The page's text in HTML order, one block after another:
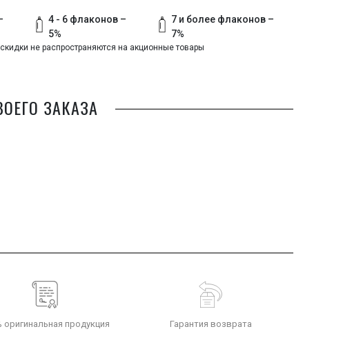
4 - 6 флаконов –
5%
7 и более флаконов –
7%
не распространяются на акционные товары
ЗАКАЗА
оригинальная продукция Гарантия возврата